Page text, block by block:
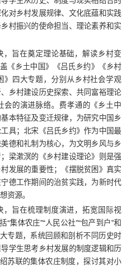
对乡村发展规律、文化底蕴和实践
村振兴的使命担当、理论素养和实
，旨在奠定理论基础，解读乡村变
《乡土中国》《吕氏乡约》《乡村
》四大专题，分别从乡村社会学观
乡村建设历史探索、共同富裕理论
会的演进脉络。费孝通的《乡土中
本特征及变迁规律，为研究中国乡
具；北宋《吕氏乡约》作为中国最
德和礼制为核心，为文明乡风与乡
梁漱溟的《乡村建设理论》则是强
发展的重要性；《摆脱贫困》真实
德工作期间的治贫实践，为新时代
资源。
，旨在梳理制度演进，拓宽国际视
“集体农庄”“人民公社”“包产到户”和
专题，系统回顾和剖析不同历史时
学生思考乡村发展的制度逻辑和历
苏联的集体农庄制度，探讨其对小